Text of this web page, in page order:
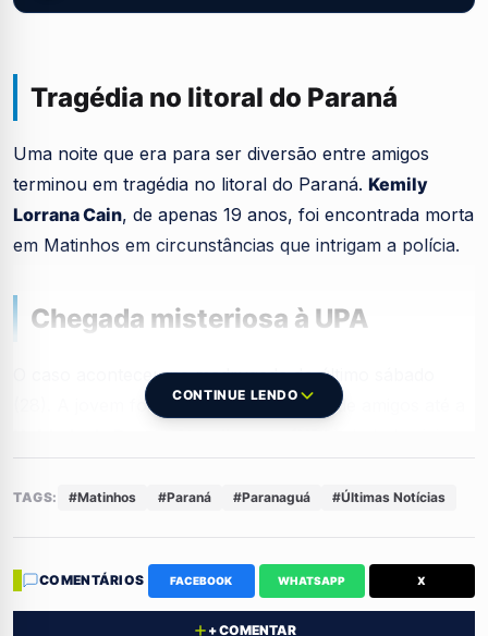
Tragédia no litoral do Paraná
Uma noite que era para ser diversão entre amigos
terminou em tragédia no litoral do Paraná. Kemily
Lorrana Cain, de apenas 19 anos, foi encontrada morta
em Matinhos em circunstâncias que intrigam a polícia.
Chegada misteriosa à UPA
O caso aconteceu na madrugada do último sábado
(28). A jovem foi levada por um grupo de amigos até a
Praia Grande, mas infelizmente já chegou ao local sem
sinais vitais.
Kemily chegou. Segundo os profissionais, a vítima
estava com ocorpo completamente molhado,
CONTINUE LENDO
TAGS: #Matinhos #Paraná #Paranaguá #Últimas Notícias
COMENTÁRIOS FACEBOOK WHATSAPP X
+ COMENTAR